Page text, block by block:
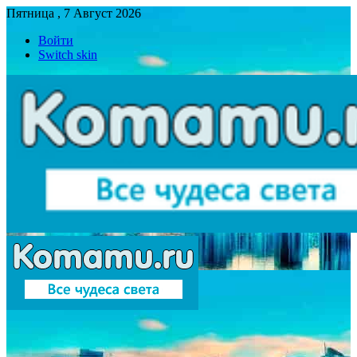
Пятница , 7 Август 2026
Войти
Switch skin